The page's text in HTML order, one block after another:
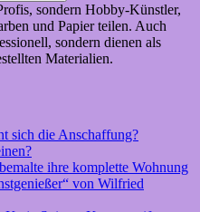
sondern Hobby-Künstler,
und Papier teilen. Auch
sondern dienen als
Materialien.
sich die Anschaffung?
ihre komplette Wohnung
von Wilfried